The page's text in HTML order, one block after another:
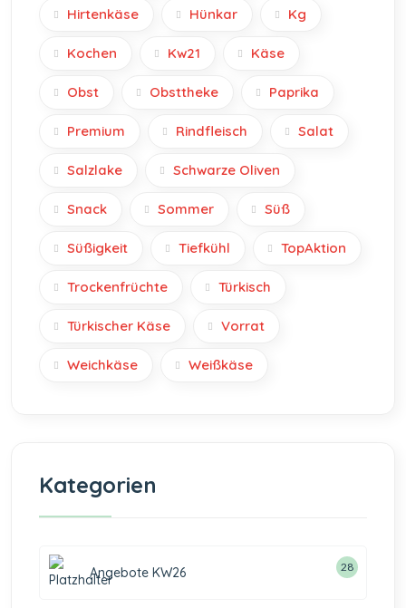
Hirtenkäse Hünkar Kg
Kochen Kw21 Käse
Obst Obsttheke Paprika
Premium Rindfleisch Salat
Salzlake Schwarze Oliven
Snack Sommer Süß
Süßigkeit Tiefkühl TopAktion
Trockenfrüchte Türkisch
Türkischer Käse Vorrat
Weichkäse Weißkäse
Kategorien
Angebote KW26 28